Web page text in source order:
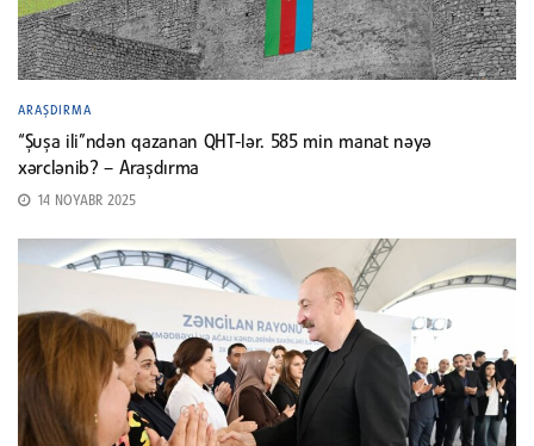
ARAŞDIRMA
“Şuşa ili”ndən qazanan QHT-lər. 585 min manat nəyə
xərclənib? – Araşdırma
14 NOYABR 2025